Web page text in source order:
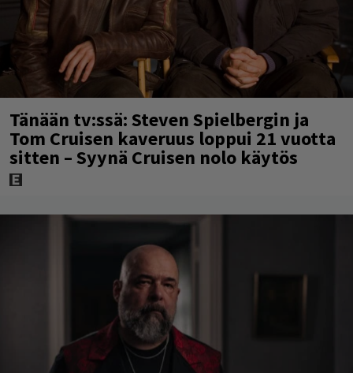
Tänään tv:ssä: Steven Spielbergin ja
Tom Cruisen kaveruus loppui 21 vuotta
sitten – Syynä Cruisen nolo käytös